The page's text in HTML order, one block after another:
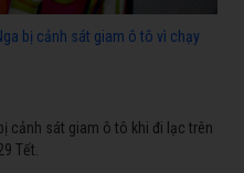
bị cảnh sát giam ô tô vì chạy
cảnh sát giam ô tô khi đi lạc trên
Tết.